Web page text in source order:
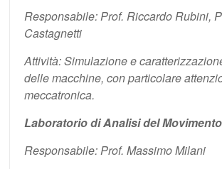
Responsabile: Prof. Riccardo Rubini,
Castagnetti
Attività: Simulazione e
delle macchine, con particolare
meccatronica.
Laboratorio di Analisi del Movimento
Responsabile: Prof. Massimo Milani